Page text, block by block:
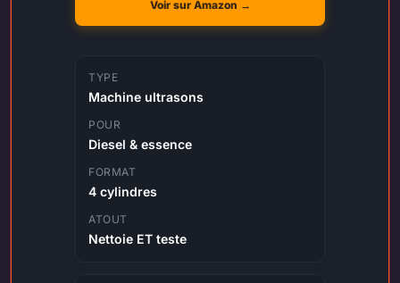
Voir sur Amazon →
TYPE
Machine ultrasons
POUR
Diesel & essence
FORMAT
4 cylindres
ATOUT
Nettoie ET teste